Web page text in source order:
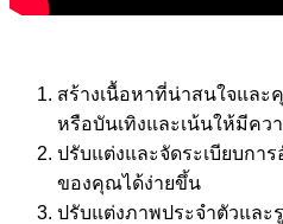
สร้างเนื้อหาที่น่าสนใจแล
หรือบันเทิงและเน้นให้มีคว
ปรับแต่งและจัดระเบียบก
ของคุณได้ง่ายขึ้น
ปรับแต่งภาพประจำตัวแล